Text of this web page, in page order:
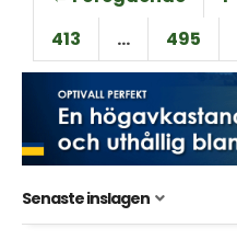
413
… 495
Senaste inslagen